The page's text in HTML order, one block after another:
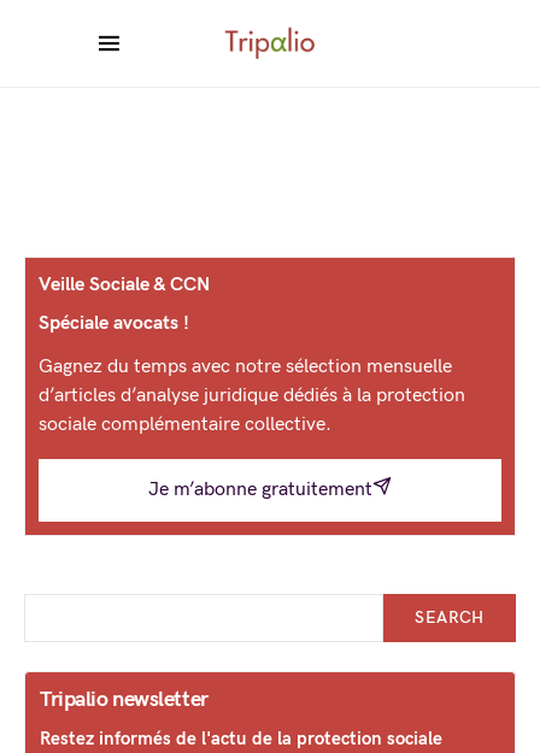
Veille Sociale & CCN
Spéciale avocats !
Gagnez du temps avec notre sélection mensuelle
d’articles d’analyse juridique dédiés à la protection
sociale complémentaire collective.
Je m’abonne gratuitement
SEARCH
Tripalio newsletter
Restez informés de l'actu de la protection sociale